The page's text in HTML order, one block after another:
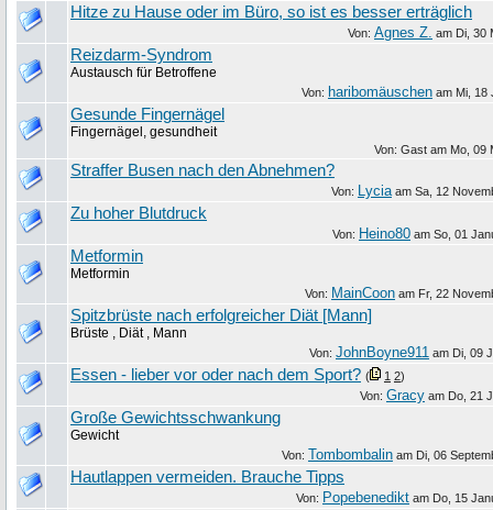
Hitze zu Hause oder im Büro, so ist es besser erträglich
Von: Agnes Z. am Di, 30
Reizdarm-Syndrom
Austausch für Betroffene
Von: haribomäuschen am Mi, 18
Gesunde Fingernägel
Fingernägel, gesundheit
Von: Gast am Mo, 09
Straffer Busen nach den Abnehmen?
Von: Lycia am Sa, 12
Zu hoher Blutdruck
Von: Heino80 am So, 01
Metformin
Metformin
Von: MainCoon am Fr, 22
Spitzbrüste nach erfolgreicher Diät [Mann]
Brüste , Diät , Mann
Von: JohnBoyne911 am Di, 09
Essen - lieber vor oder nach dem Sport? ( 1 2)
Von: Gracy am Do, 21
Große Gewichtsschwankung
Gewicht
Von: Tombombalin am Di, 06
Hautlappen vermeiden. Brauche Tipps
Von: Popebenedikt am Do, 15